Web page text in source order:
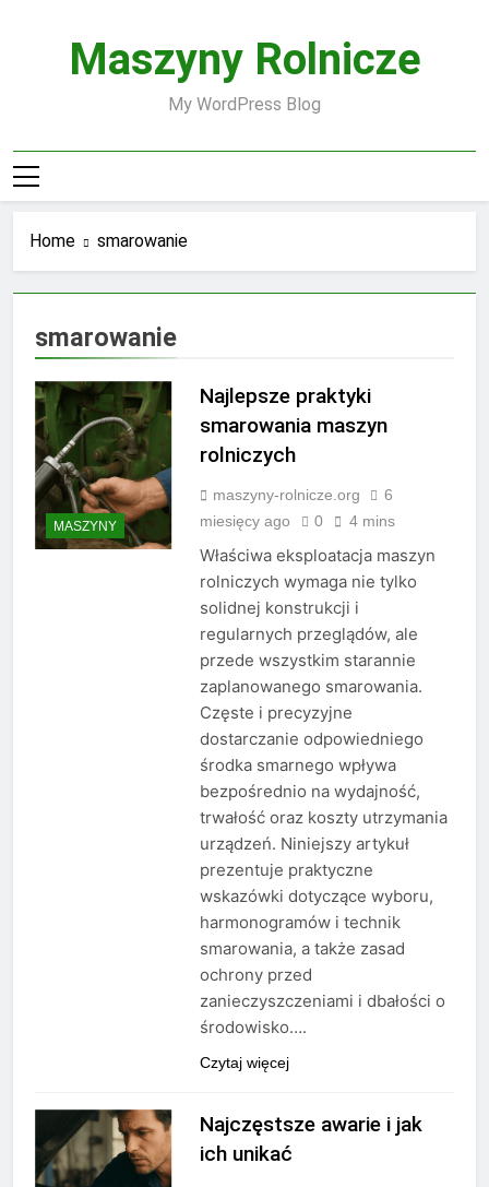
Maszyny Rolnicze
My WordPress Blog
Home smarowanie
smarowanie
MASZYNY
Najlepsze praktyki
smarowania maszyn
rolniczych
maszyny-rolnicze.org
6
miesięcy ago
0 4 mins
Właściwa eksploatacja maszyn
rolniczych wymaga nie tylko
solidnej konstrukcji i
regularnych przeglądów, ale
przede wszystkim starannie
zaplanowanego smarowania.
Częste i precyzyjne
dostarczanie odpowiedniego
środka smarnego wpływa
bezpośrednio na wydajność,
trwałość oraz koszty utrzymania
urządzeń. Niniejszy artykuł
prezentuje praktyczne
wskazówki dotyczące wyboru,
harmonogramów i technik
smarowania, a także zasad
ochrony przed
zanieczyszczeniami i dbałości o
środowisko….
Czytaj więcej
Najczęstsze awarie i jak
ich unikać